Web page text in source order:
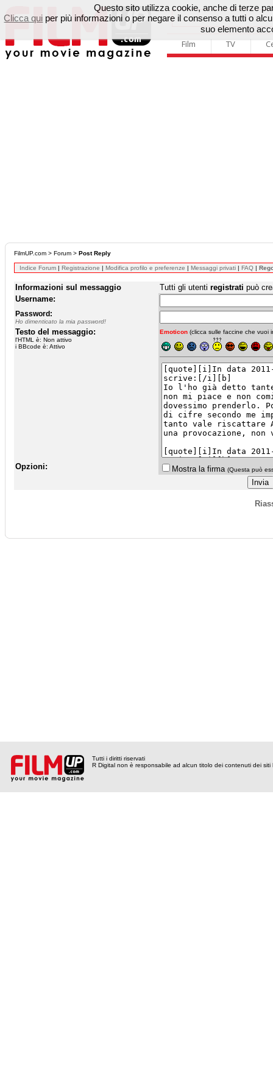
Film TV
FilmUP.com > Forum > Post Reply
Indice Forum | Registrazione | Modifica profilo e preferenze | Messaggi privati | FAQ |
Informazioni sul messaggio Tutti gli utenti registrati può
Username:
Password:
Ho dimenticato la mia password!
Testo del messaggio:
l'HTML è: Non attivo
i BBcode è: Attivo
Emoticon (clicca sulle faccine che vuoi
Opzioni: Mostra la firma (Questa può
Tutti i diritti riservati
R Digital non è responsabile ad alcun titolo dei contenuti dei siti
Questo sito utilizza cookie, anche di terze
Clicca qui per più informazioni o per negare il consenso a tutti o
suo elemento